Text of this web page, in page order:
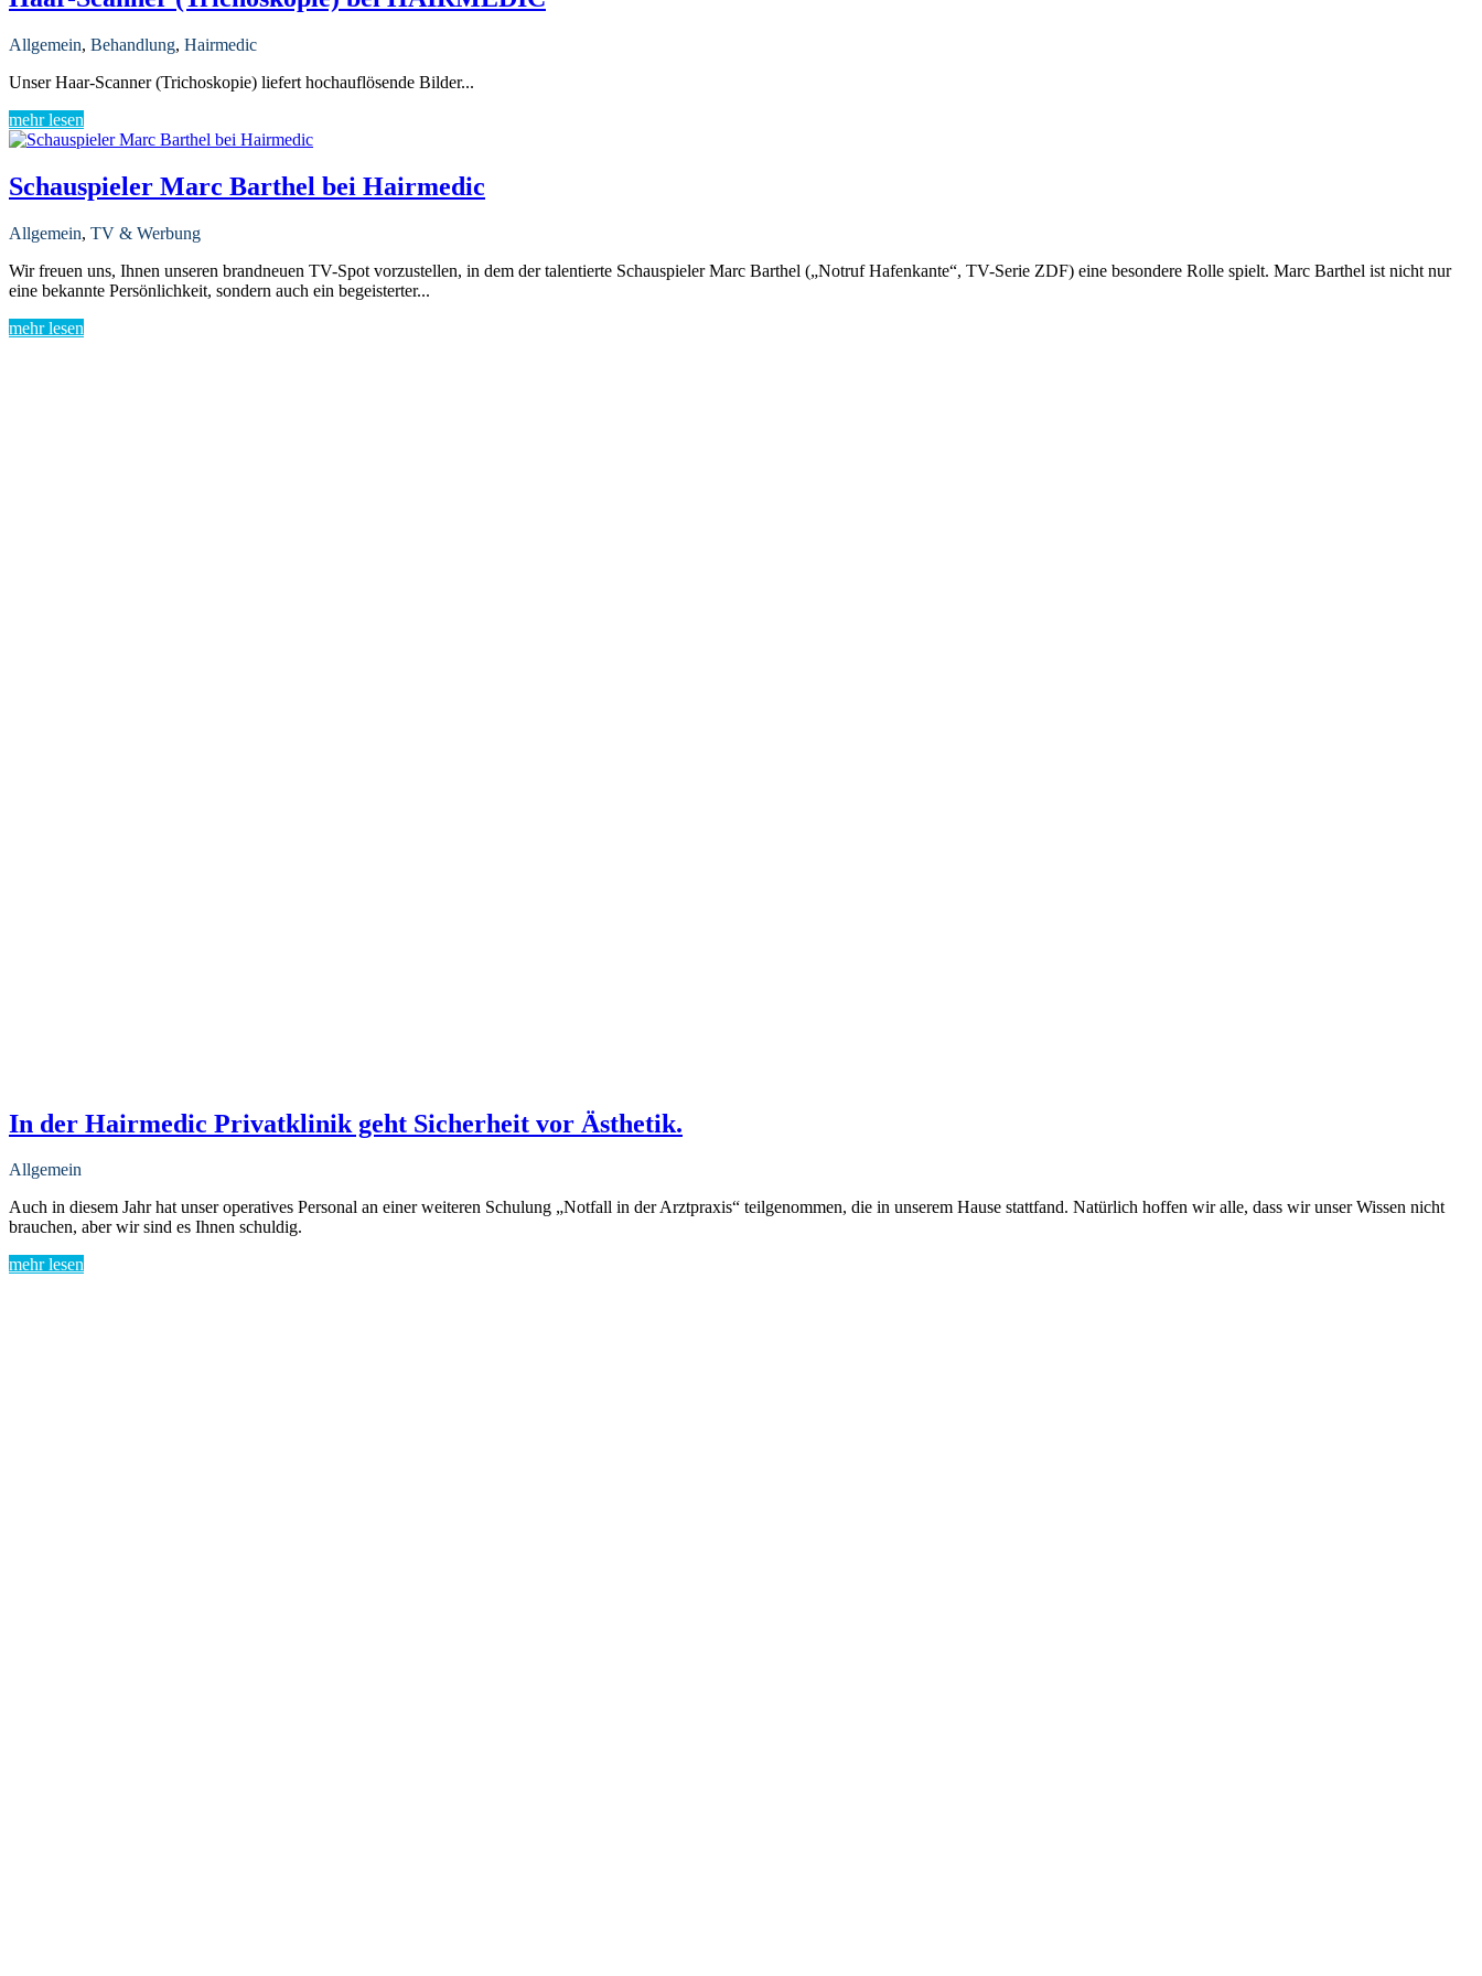
Allgemein, Behandlung, Hairmedic
Unser Haar-Scanner (Trichoskopie) liefert hochauflösende Bilder...
mehr lesen
Schauspieler Marc Barthel bei Hairmedic
Allgemein, TV & Werbung
Wir freuen uns, Ihnen unseren brandneuen TV-Spot vorzustellen, in dem der talentierte Schauspieler Marc Barthel („Notruf Hafenkante“, TV-Serie ZDF) eine besondere Rolle spielt. Marc Barthel ist nicht nur
eine bekannte Persönlichkeit, sondern auch ein begeisterter...
mehr lesen
In der Hairmedic Privatklinik geht Sicherheit vor Ästhetik.
Allgemein
Auch in diesem Jahr hat unser operatives Personal an einer weiteren Schulung „Notfall in der Arztpraxis“ teilgenommen, die in unserem Hause stattfand. Natürlich hoffen wir alle, dass wir unser Wissen nicht
brauchen, aber wir sind es Ihnen schuldig.
mehr lesen